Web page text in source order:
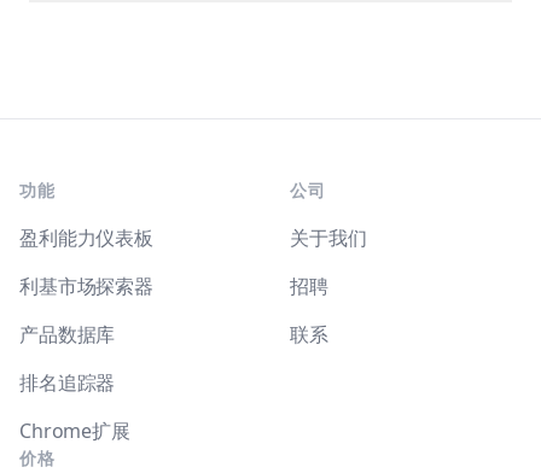
功能
盈利能力仪表板
利基市场探索器
产品数据库
排名追踪器
Chrome扩展
价格
公司
关于我们
招聘
联系